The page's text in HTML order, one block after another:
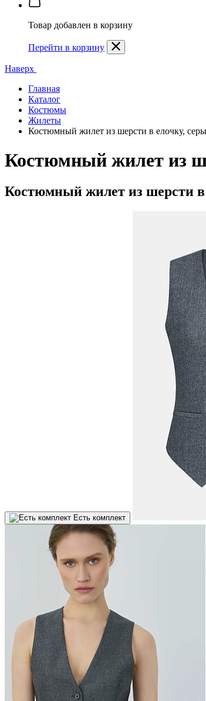
Товар добавлен в корзину
Перейти в корзину
Наверх
Главная
Каталог
Костюмы
Жилеты
Костюмный жилет из шерсти в елочку,
Костюмный жилет из
Костюмный жилет из шерсти
Есть комплект